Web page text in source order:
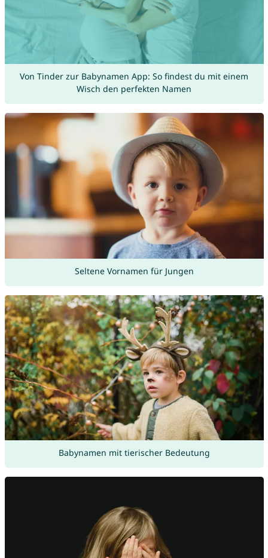
Von Tinder zur Babynamen App: So findest du mit einem
Wisch den perfekten Namen
Seltene Vornamen für Jungen
Babynamen mit tierischer Bedeutung